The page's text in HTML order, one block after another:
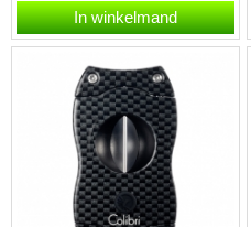
Table Cutter Red is één
combinatie van de...
In winkelmand